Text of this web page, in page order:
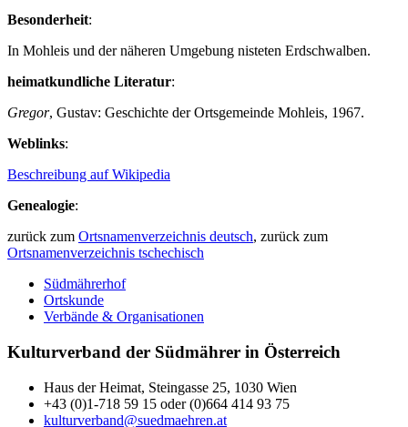
Besonderheit:
In Mohleis und der näheren Umgebung nisteten Erdschwalben.
heimatkundliche Literatur:
Gregor, Gustav: Geschichte der Ortsgemeinde Mohleis, 1967.
Weblinks:
Beschreibung auf Wikipedia
Genealogie:
zurück zum Ortsnamenverzeichnis deutsch, zurück zum
Ortsnamenverzeichnis tschechisch
Südmährerhof
Ortskunde
Verbände & Organisationen
Kulturverband der Südmährer in Österreich
Haus der Heimat, Steingasse 25, 1030 Wien
+43 (0)1-718 59 15 oder (0)664 414 93 75
kulturverband@suedmaehren.at